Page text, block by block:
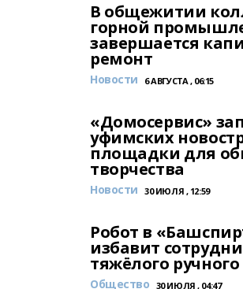
В общежитии
горной
завершается
ремонт
Новости 6 АВГУСТА , 06:15
«Домосервис»
уфимских
площадки для
творчества
Новости 30 ИЮЛЯ , 12:59
Робот в
избавит
тяжёлого ручного
Общество 30 ИЮЛЯ , 04:47